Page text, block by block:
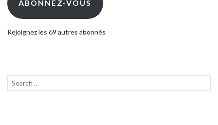
ABONNEZ-VOUS
Rejoignez les 69 autres abonnés
Recherche